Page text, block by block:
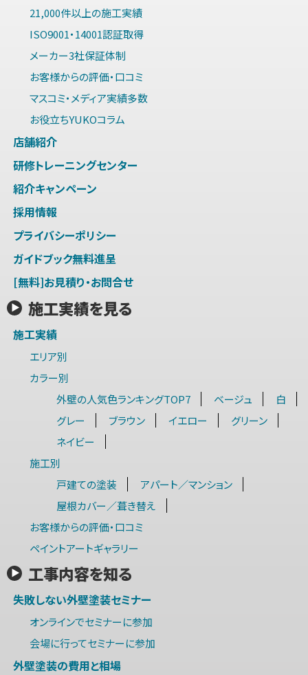
21,000件以上の施工実績
ISO9001・14001認証取得
メーカー3社保証体制
お客様からの評価・口コミ
マスコミ・メディア実績多数
お役立ちYUKOコラム
店舗紹介
研修トレーニングセンター
紹介キャンペーン
採用情報
プライバシーポリシー
ガイドブック無料進呈
[無料]お見積り・お問合せ
施工実績を見る
施工実績
エリア別
カラー別
外壁の人気色ランキングTOP7
ベージュ
白
グレー
ブラウン イエロー
グリーン
ネイビー
施工別
戸建ての塗装
アパート／マンション
屋根カバー／葺き替え
お客様からの評価・口コミ
ペイントアートギャラリー
工事内容を知る
失敗しない外壁塗装セミナー
オンラインでセミナーに参加
会場に行ってセミナーに参加
外壁塗装の費用と相場